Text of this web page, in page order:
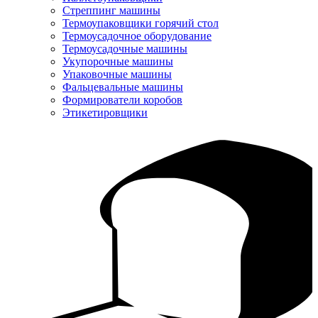
Стреппинг машины
Термоупаковщики горячий стол
Термоусадочное оборудование
Термоусадочные машины
Укупорочные машины
Упаковочные машины
Фальцевальные машины
Формирователи коробов
Этикетировщики